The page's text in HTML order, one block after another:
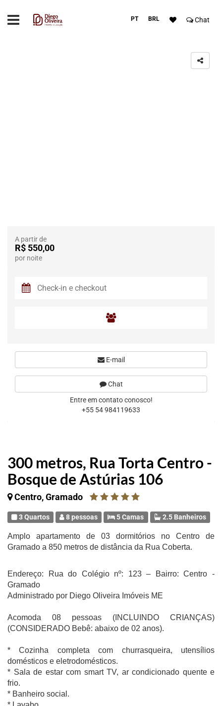
PT BRL Chat
300 metros, Rua Torta Centro -
Bosque de Astúrias 106
Centro, Gramado
3 Quartos 8 pessoas 5 Camas 2.5 Banheiros
Amplo apartamento de 03 dormitórios no Centro de
Gramado a 850 metros de distância da Rua Coberta.
Endereço: Rua do Colégio nº: 123 – Bairro: Centro -
Gramado
Administrado por Diego Oliveira Imóveis ME
Acomoda 08 pessoas (INCLUINDO CRIANÇAS)
(CONSIDERADO Bebê: abaixo de 02 anos).
* Cozinha completa com churrasqueira, utensílios
domésticos e eletrodomésticos.
* Sala de estar com smart TV, ar condicionado quente e
frio.
* Banheiro social.
A partir de
R$ 550,00
por noite
E-mail
Chat
Entre em contato conosco!
+55 54 984119633